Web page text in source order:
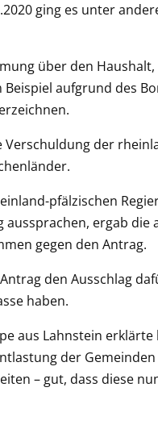
ging es unter
über den
aufgrund des
Verschuldung der
pfälzischen
aussprachen, ergab die
gegen den Antrag.
den Ausschlag
haben.
aus Lahnstein erklärte
der
– gut, dass diese